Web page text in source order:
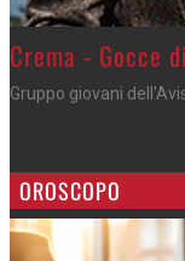
Crema - Gocce
Gruppo giovani
OROSCOPO